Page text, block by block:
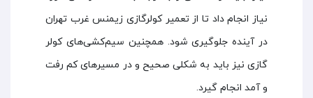
نیاز انجام داد تا از تعمیر کولرگازی زیمنس غرب تهران
در آینده جلوگیری شود. همچنین سیم‌کشی‌های کولر
گازی نیز باید به شکلی صحیح و در مسیر‌های کم رفت
و آمد انجام گیرد.